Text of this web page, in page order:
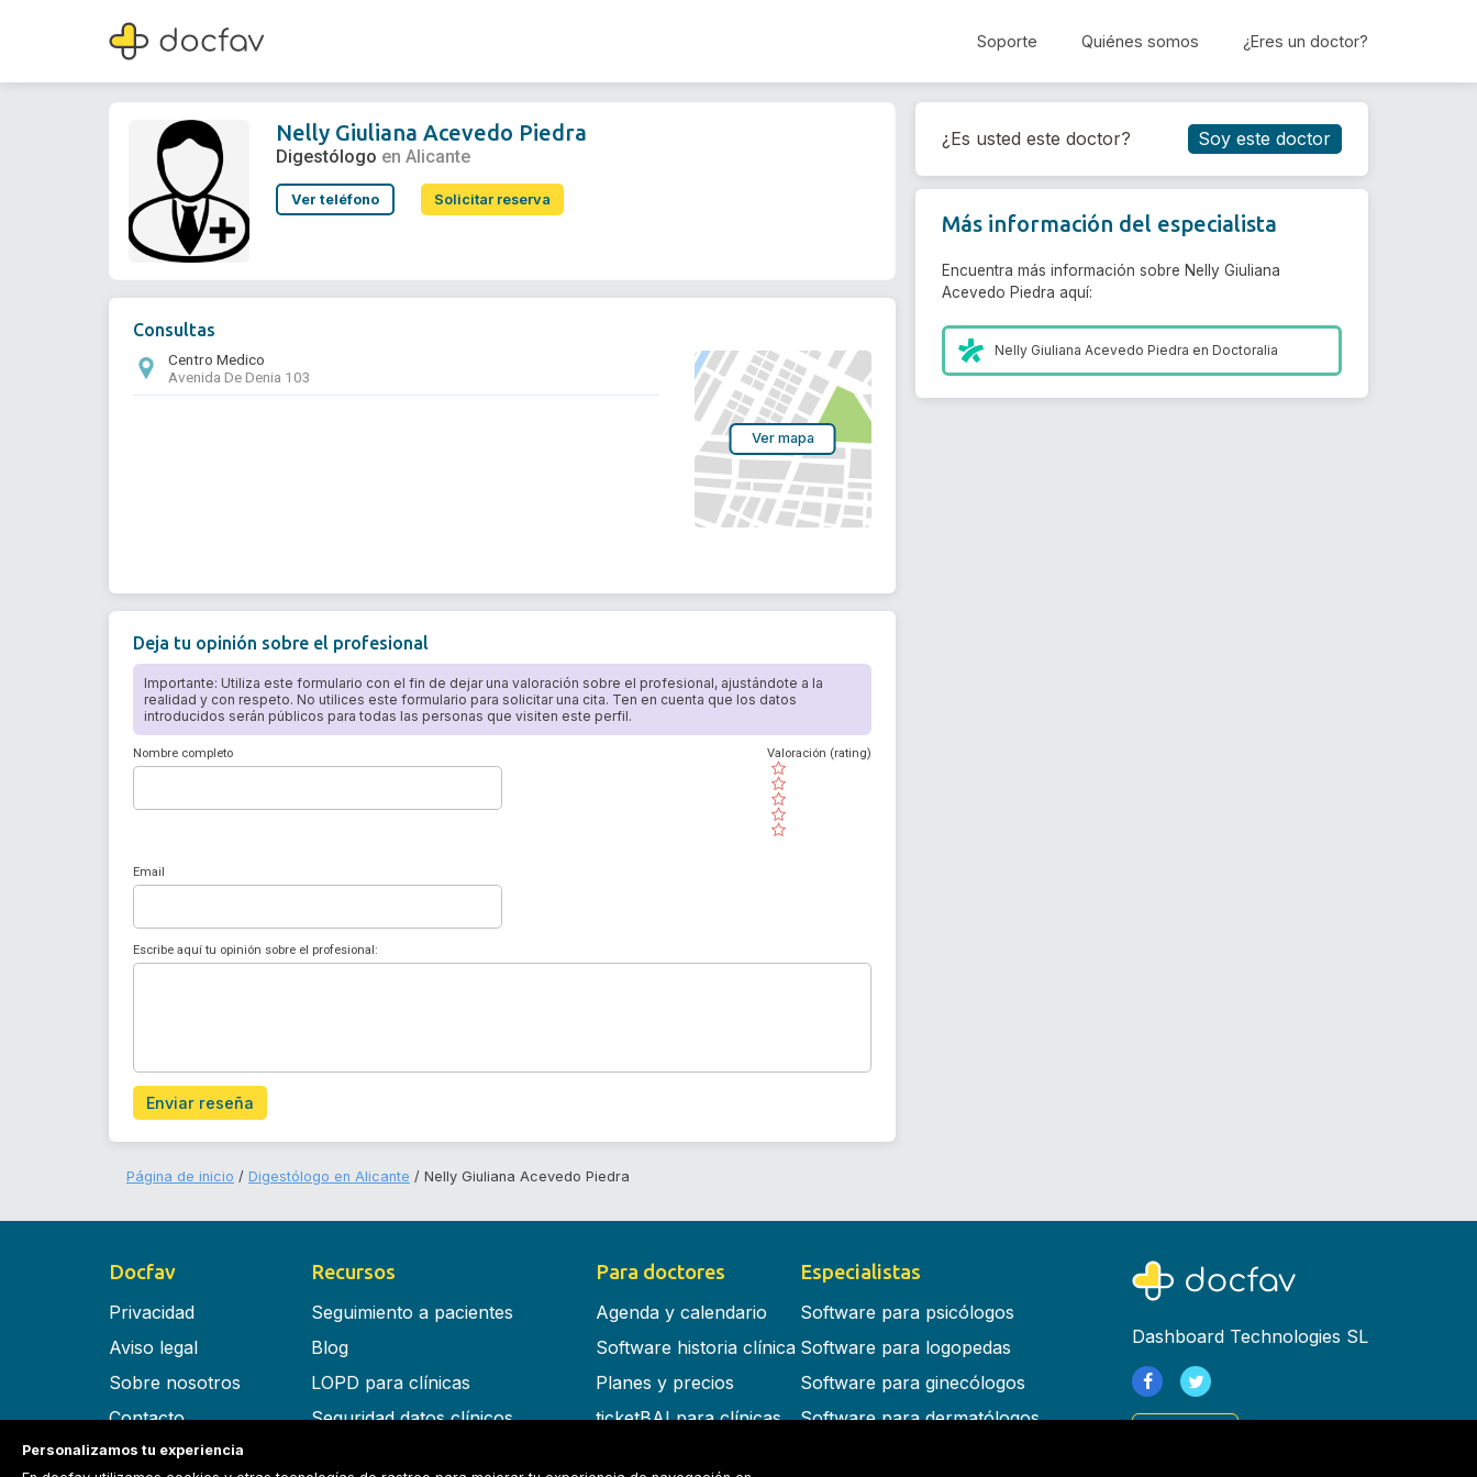
Soporte Quiénes somos ¿Eres un doctor?
Nelly Giuliana Acevedo Piedra
Digestólogo
Reservar cita
Nelly Giuliana Acevedo Piedra
Digestólogo en Alicante
Ver teléfono Solicitar reserva
Consultas
Centro Medico
Avenida De Denia 103
Ver mapa
Deja tu opinión sobre el profesional
Importante: Utiliza este formulario con el fin de dejar una valoración sobre el profesional, ajustándote a la
realidad y con respeto. No utilices este formulario para solicitar una cita. Ten en cuenta que los datos
introducidos serán públicos para todas las personas que visiten este perfil.
Nombre completo
( )
( )
( )
( )
( )
Valoración (rating)
Email
Escribe aquí tu opinión sobre el profesional:
Enviar reseña
¿Es usted este doctor? Soy este doctor
Más información del especialista
Encuentra más información sobre Nelly Giuliana
Acevedo Piedra aquí:
Nelly Giuliana Acevedo Piedra enDoctoralia
Página de inicio Digestólogo en Alicante Nelly Giuliana Acevedo Piedra
Docfav
Privacidad
Aviso legal
Sobre nosotros
Contacto
Términos y condiciones
Recursos
Seguimiento a pacientes
Blog
LOPD para clínicas
Seguridad datos clínicos
Para doctores
Agenda y calendario
Software historia clínica
Planes y precios
ticketBAI para clínicas
Especialistas
Software para psicólogos
Software para logopedas
Software para ginecólogos
Software para dermatólogos
Dashboard Technologies SL
Personalizamos tu experiencia